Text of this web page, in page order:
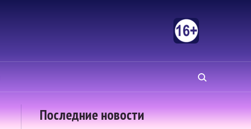
Последние новости